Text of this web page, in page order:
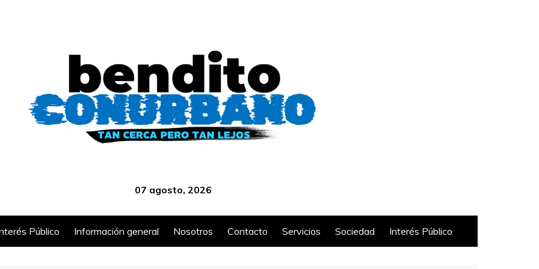
07 agosto, 2026
Público Información general Nosotros Contacto Servicios Sociedad Interés Público